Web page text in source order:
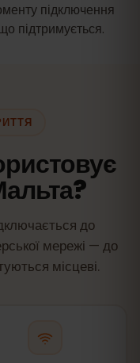
підключення
підтримується.
до
мережі — до
місцеві.